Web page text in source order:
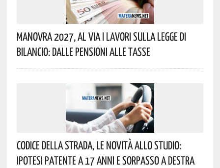
Manovra 2027, Al Via I Lavori Sulla Legge Di
Bilancio: Dalle Pensioni Alle Tasse
Codice Della Strada, Le Novità Allo Studio:
Ipotesi Patente A 17 Anni E Sorpasso A Destra